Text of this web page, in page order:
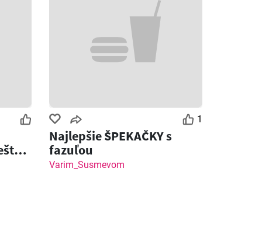
1
Najlepšie ŠPEKAČKY s
fazuľou
Varim_Susmevom